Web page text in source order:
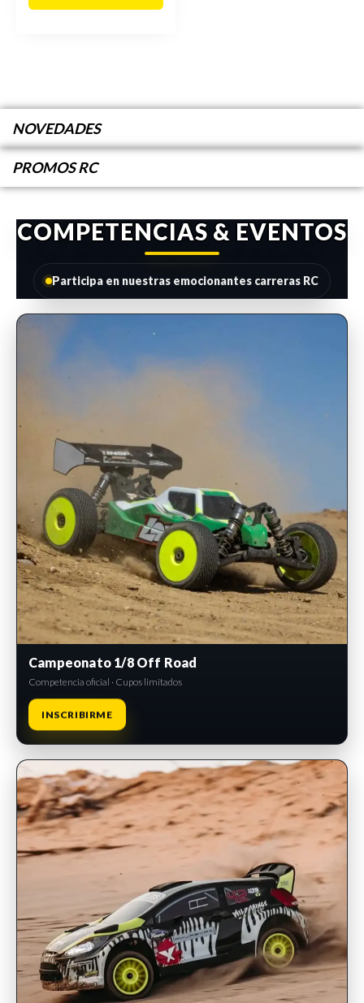
NOVEDADES
PROMOS RC
COMPETENCIAS & EVENTOS
Participa en nuestras emocionantes carreras RC
INSCRIPCIONES ABIERTAS
Campeonato 1/8 Off Road
Competencia oficial · Cupos limitados
INSCRIBIRME
INSCRIPCIONES ABIERTAS